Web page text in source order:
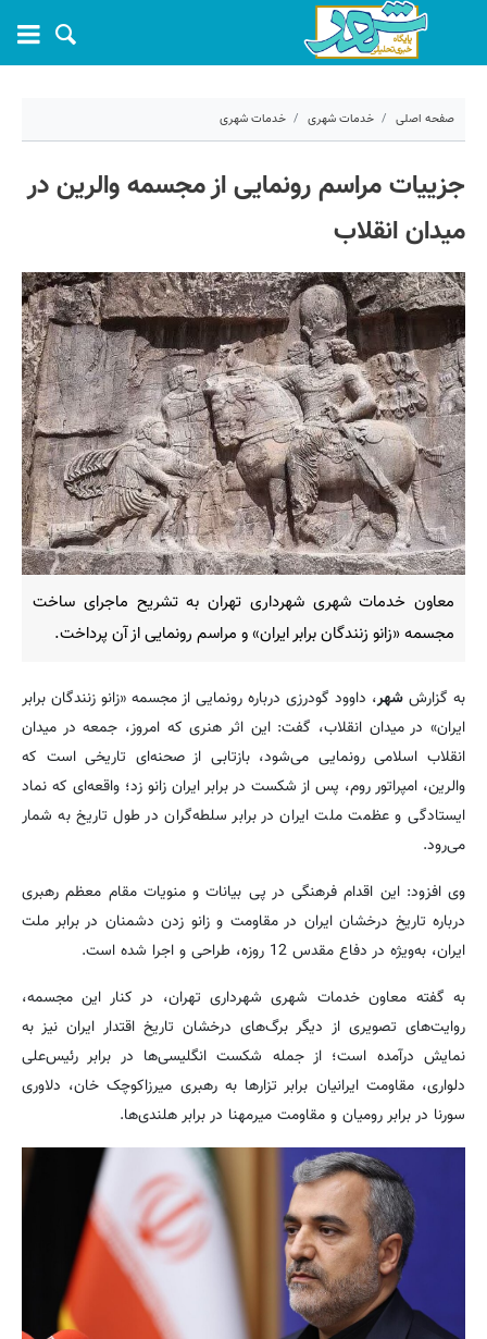
صفحه اصلی خدمات شهری خدمات شهری
کد مطلب:
جزییات مراسم رونمایی از مجسمه والرین در
میدان انقلاب
معاون خدمات شهری شهرداری تهران به تشریح ماجرای ساخت
مجسمه «زانو زنندگان برابر ایران» و مراسم رونمایی از آن پرداخت.
به گزارش شهر، داوود گودرزی درباره رونمایی از مجسمه «زانو زنندگان برابر
ایران» در میدان انقلاب، گفت: این اثر هنری که امروز، جمعه در میدان
انقلاب اسلامی رونمایی می‌شود، بازتابی از صحنه‌ای تاریخی است که
والرین، امپراتور روم، پس از شکست در برابر ایران زانو زد؛ واقعه‌ای که نماد
ایستادگی و عظمت ملت ایران در برابر سلطه‌گران در طول تاریخ به شمار
می‌رود.
وی افزود: این اقدام فرهنگی در پی بیانات و منویات مقام معظم رهبری
درباره تاریخ درخشان ایران در مقاومت و زانو زدن دشمنان در برابر ملت
ایران، به‌ویژه در دفاع مقدس 12 روزه، طراحی و اجرا شده است.
به گفته معاون خدمات شهری شهرداری تهران، در کنار این مجسمه،
روایت‌های تصویری از دیگر برگ‌های درخشان تاریخ اقتدار ایران نیز به
نمایش درآمده است؛ از جمله شکست انگلیسی‌ها در برابر رئیس‌علی
دلواری، مقاومت ایرانیان برابر تزارها به رهبری میرزاکوچک ‌خان، دلاوری
سورنا در برابر رومیان و مقاومت میرمهنا در برابر هلندی‌ها.